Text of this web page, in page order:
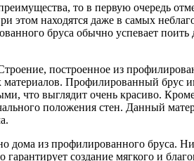
то в первую очередь
этом находятся даже в самых
бруса обычно успевает поить
построенное из
материалов. Профилированный брус
что выглядит очень красиво.
положения стен. Данный
из профилированного бруса. Ни
создание мягкого и